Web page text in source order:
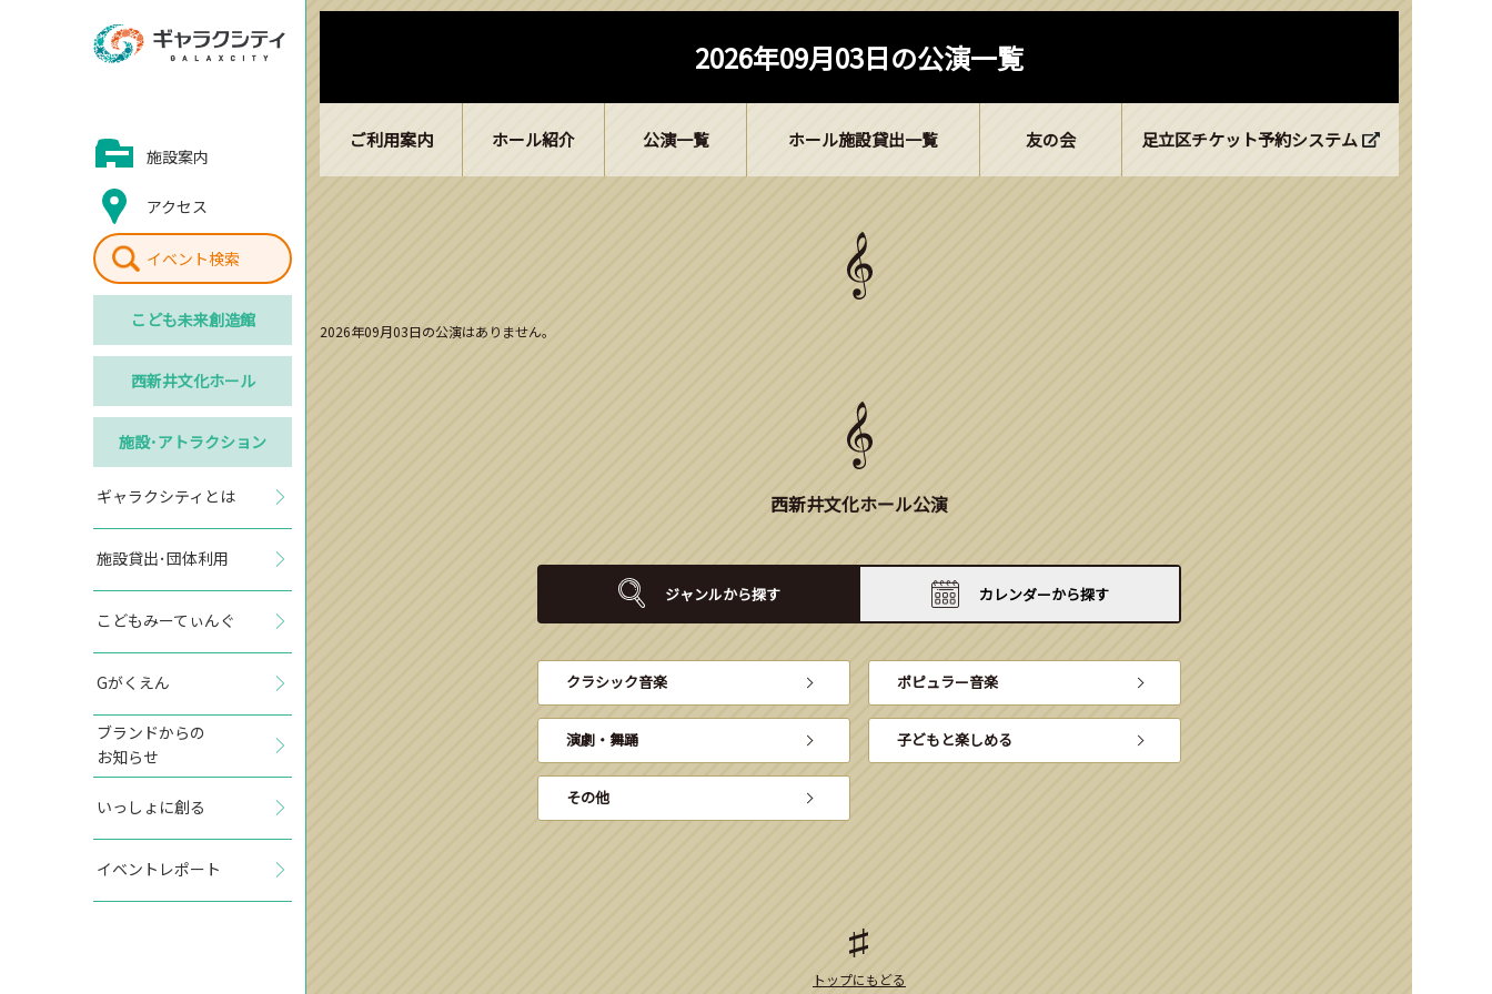
施設案内
アクセス
イベント検索
こども未来創造館
西新井文化ホール
施設･アトラクション
ギャラクシティとは
施設貸出･団体利用
こどもみーてぃんぐ
Gがくえん
ブランドからの
お知らせ
いっしょに創る
イベントレポート
2026年09月03日の公演一覧
ご利用案内 ホール紹介 公演一覧 ホール施設貸出一覧 友の会 足立区チケット予約システム
2026年09月03日の公演はありません。
西新井文化ホール公演
ジャンルから探す カレンダーから探す
クラシック音楽 ポピュラー音楽
演劇・舞踊 子どもと楽しめる
その他
トップにもどる